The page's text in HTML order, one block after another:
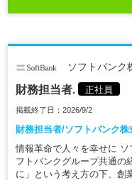
ソフトバンク
財務担当者. 正社員
掲載終了日：2026/9/2
財務担当者/ソフトバンク株
情報革命で人々を幸せに
フトバンクグループ共通の
に」という考え方の下、創